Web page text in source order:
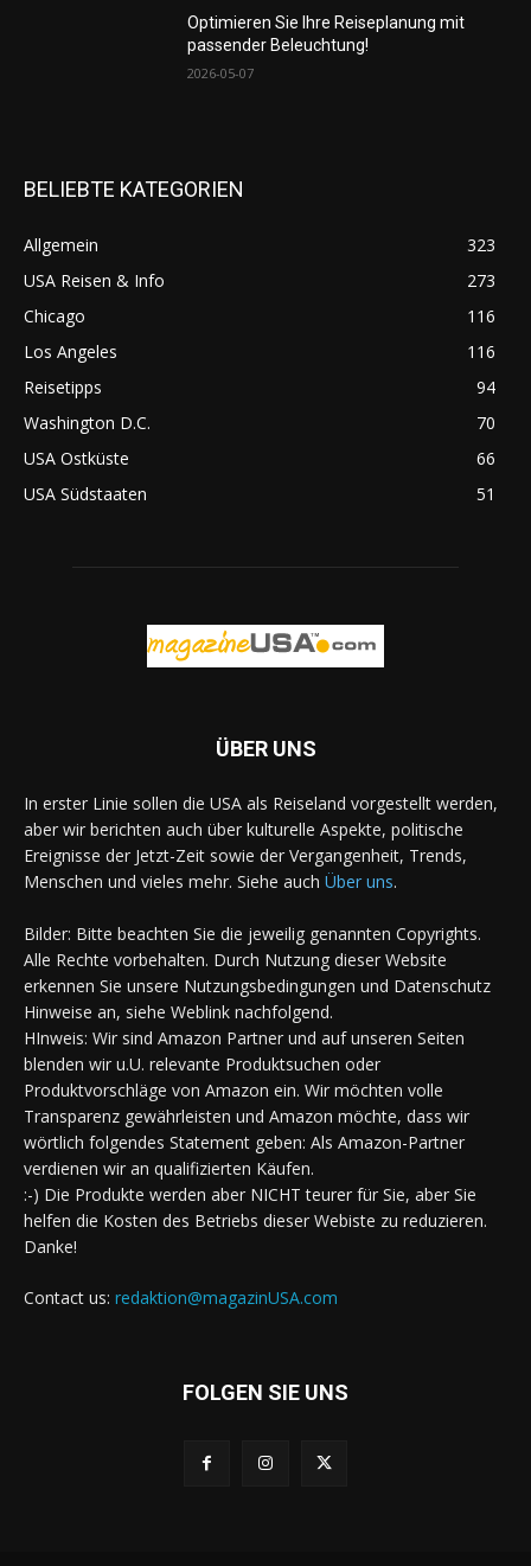
Optimieren Sie Ihre Reiseplanung mit
passender Beleuchtung!
2026-05-07
BELIEBTE KATEGORIEN
Allgemein
323
USA Reisen & Info
273
Chicago
116
Los Angeles
116
Reisetipps
94
Washington D.C.
70
USA Ostküste
66
USA Südstaaten
51
ÜBER UNS
In erster Linie sollen die USA als Reiseland vorgestellt werden,
aber wir berichten auch über kulturelle Aspekte, politische
Ereignisse der Jetzt-Zeit sowie der Vergangenheit, Trends,
Menschen und vieles mehr. Siehe auch Über uns.
Bilder: Bitte beachten Sie die jeweilig genannten Copyrights.
Alle Rechte vorbehalten. Durch Nutzung dieser Website
erkennen Sie unsere Nutzungsbedingungen und Datenschutz
Hinweise an, siehe Weblink nachfolgend.
HInweis: Wir sind Amazon Partner und auf unseren Seiten
blenden wir u.U. relevante Produktsuchen oder
Produktvorschläge von Amazon ein. Wir möchten volle
Transparenz gewährleisten und Amazon möchte, dass wir
wörtlich folgendes Statement geben: Als Amazon-Partner
verdienen wir an qualifizierten Käufen.
:-) Die Produkte werden aber NICHT teurer für Sie, aber Sie
helfen die Kosten des Betriebs dieser Webiste zu reduzieren.
Danke!
Contact us: redaktion@magazinUSA.com
FOLGEN SIE UNS